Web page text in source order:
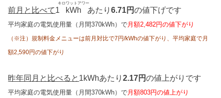
前月と比べて1 kWh
キロワットアワー
あたり6.71円の値下げです
平均家庭の電気使用量（月間370kWh）で 月額2,482円の値下がり
（※注）規制料金メニューは前月対比で7円/kWhの値下がり、平均家庭で月
額2,590円の値下がり
昨年同月と比べると 1kWhあたり2.17円の値上がりです
平均家庭の電気使用量（月間370kWh）で月額803円の値上がり